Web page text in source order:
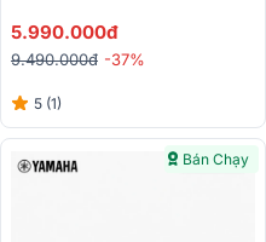
5.990.000đ
9.490.000đ -37%
5 (1)
Bán Chạy